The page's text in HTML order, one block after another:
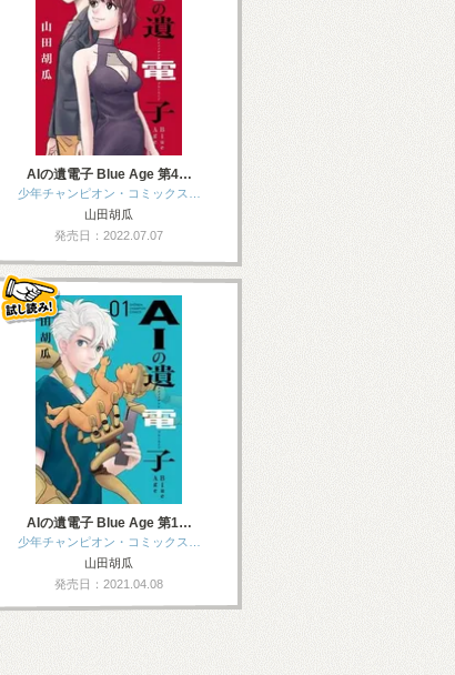
AIの遺電子 Blue Age 第4…
少年チャンピオン・コミックス…
山田胡瓜
発売日：2022.07.07
AIの遺電子 Blue Age 第1…
少年チャンピオン・コミックス…
山田胡瓜
発売日：2021.04.08